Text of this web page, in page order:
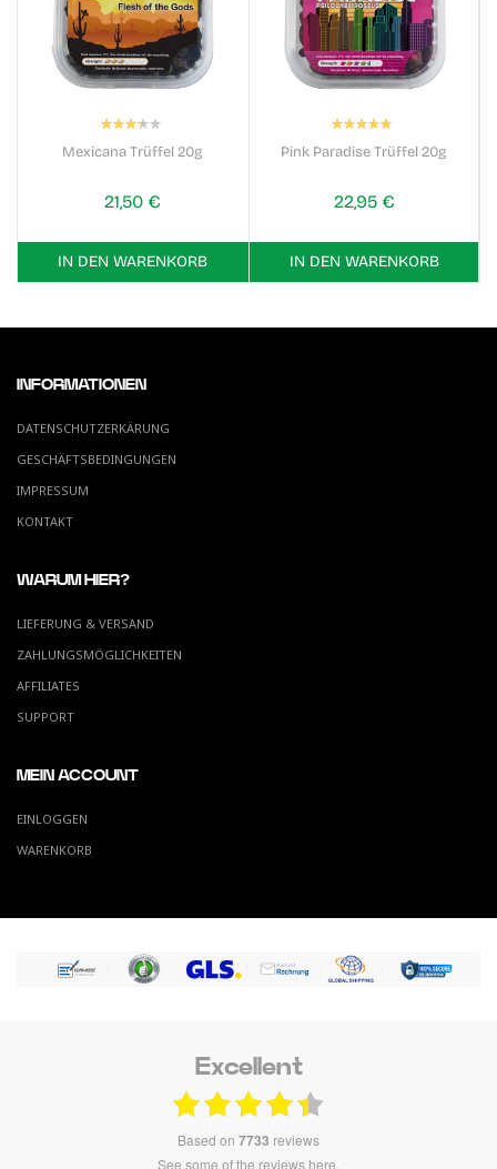
Bewertung:
Mexicana Trüffel 20g
21,50 €
IN DEN WARENKORB
Bewertung:
Pink Paradise Trüffel 20g
22,95 €
IN DEN WARENKORB
INFORMATIONEN
DATENSCHUTZERKÄRUNG
GESCHÄFTSBEDINGUNGEN
IMPRESSUM
KONTAKT
WARUM HIER?
LIEFERUNG & VERSAND
ZAHLUNGSMÖGLICHKEITEN
AFFILIATES
SUPPORT
MEIN ACCOUNT
EINLOGGEN
WARENKORB
Excellent
based on 7733 reviews
see some of the reviews here.